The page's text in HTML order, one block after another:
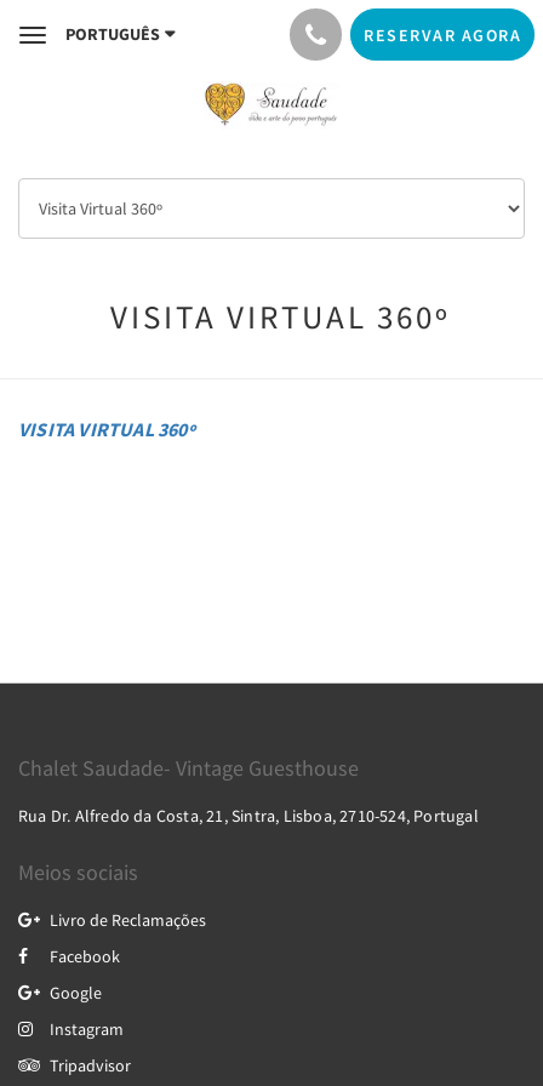
TogglePORTUGUÊS RESERVAR AGORA
VISITA VIRTUAL 360º
VISITA VIRTUAL 360º
Chalet Saudade- Vintage Guesthouse
Rua Dr. Alfredo da Costa, 21, Sintra, Lisboa, 2710-524, Portugal
Meios sociais
Livro de Reclamações
Facebook
Google
Instagram
Tripadvisor